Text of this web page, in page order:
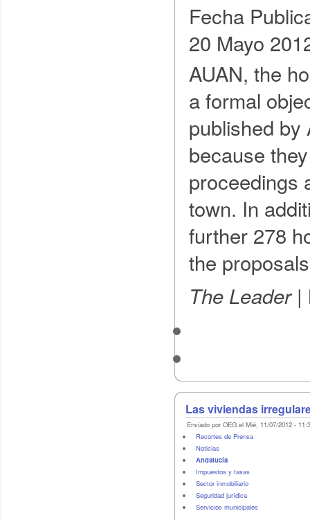
Fecha
20 Mayo
AUAN, the
a formal
published by
because
proceedings
town. In
further 278
the
The Leader |
Las viviendas
Enviado por OEG el Mié, 11/07/2012 -
Recortes de Prensa
Noticias
Andalucía
Impuestos y tasas
Sector inmobiliario
Seguridad jurídica
Servicios municipales